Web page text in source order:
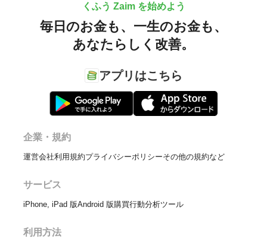
くふう Zaim を始めよう
毎日のお金も、 一生のお金も、
あなたらしく改善。
アプリはこちら
企業・規約
運営会社利用規約プライバシーポリシーその他の規約など
サービス
iPhone, iPad 版Android 版購買行動分析ツール
利用方法